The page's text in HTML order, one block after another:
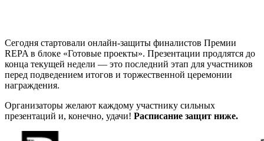
Сегодня стартовали онлайн-защиты финалистов Премии
REPA в блоке «Готовые проекты». Презентации продлятся до
конца текущей недели — это последний этап для участников
перед подведением итогов и торжественной церемонии
награждения.
Организаторы желают каждому участнику сильных
презентаций и, конечно, удачи! Расписание защит ниже.